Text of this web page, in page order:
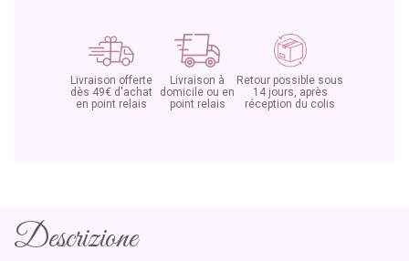
Livraison offerte
dès 49€ d'achat
en point relais
Livraison à
domicile ou en
point relais
Retour possible sous
14 jours, après
réception du colis
Descrizione